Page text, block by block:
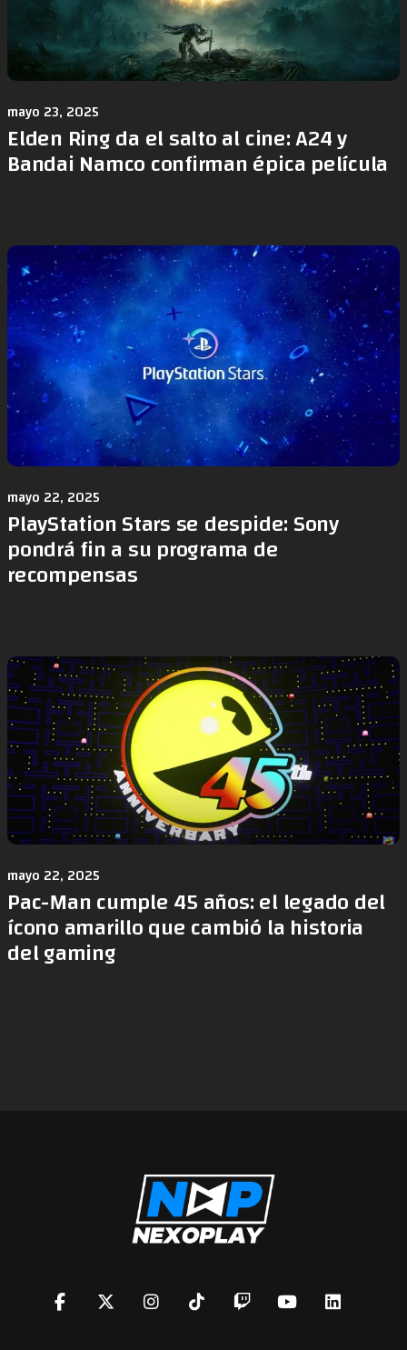
mayo 23, 2025
Elden Ring da el salto al cine: A24 y
Bandai Namco confirman épica película
mayo 22, 2025
PlayStation Stars se despide: Sony
pondrá fin a su programa de
recompensas
mayo 22, 2025
Pac-Man cumple 45 años: el legado del
ícono amarillo que cambió la historia
del gaming